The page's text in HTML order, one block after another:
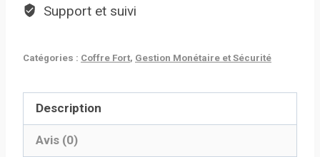
EL
Support et suivi
Catégories : Coffre Fort, Gestion Monétaire et Sécurité
Description
Avis (0)